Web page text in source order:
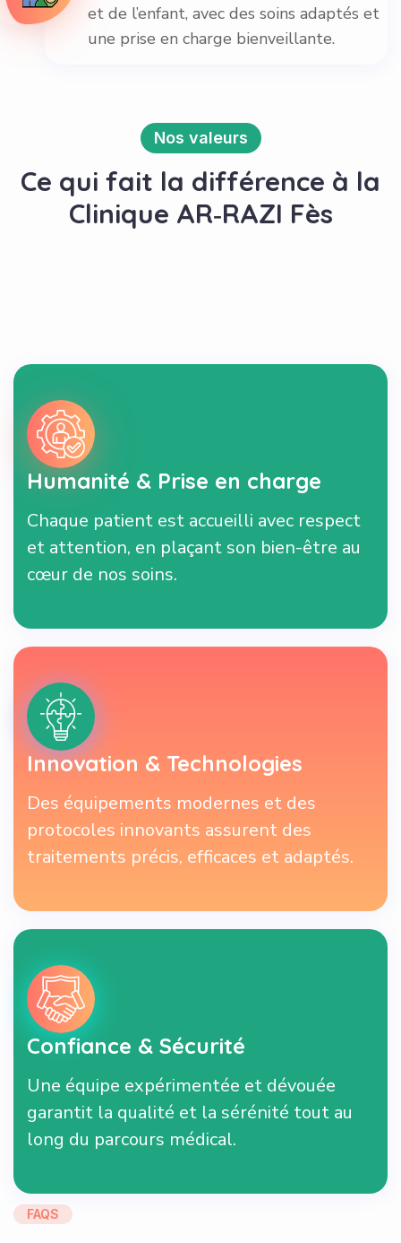
et de l’enfant, avec des soins adaptés et
une prise en charge bienveillante.
Nos valeurs
Ce qui fait la différence à la
Clinique AR‑RAZI Fès
Humanité & Prise en charge
Chaque patient est accueilli avec respect
et attention, en plaçant son bien-être au
cœur de nos soins.
Innovation & Technologies
Des équipements modernes et des
protocoles innovants assurent des
traitements précis, efficaces et adaptés.
Confiance & Sécurité
Une équipe expérimentée et dévouée
garantit la qualité et la sérénité tout au
long du parcours médical.
FAQS